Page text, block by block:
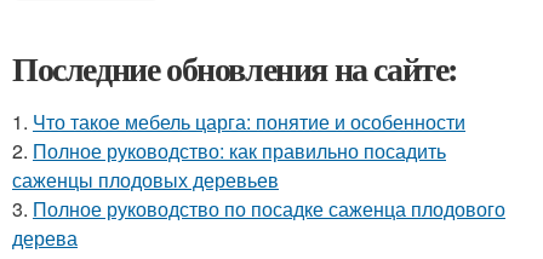
Последние обновления на сайте:
1. Что такое мебель царга: понятие и особенности
2. Полное руководство: как правильно посадить
саженцы плодовых деревьев
3. Полное руководство по посадке саженца плодового
дерева